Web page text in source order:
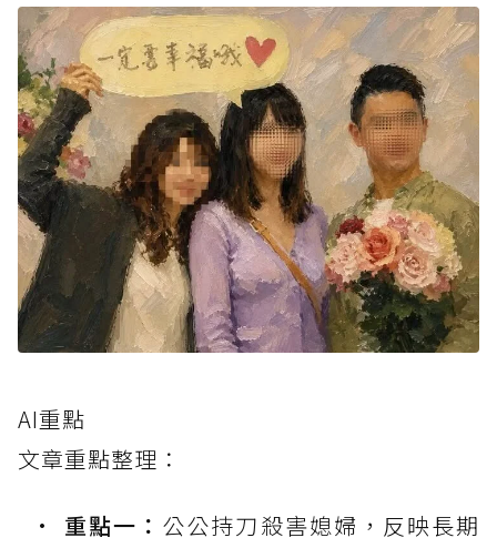
AI重點
文章重點整理：
重點一： 公公持刀殺害媳婦，反映長期